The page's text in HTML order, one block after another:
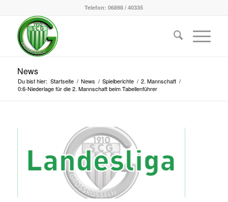
Telefon: 06898 / 40335
News
Du bist hier: Startseite / News / Spielberichte / 2. Mannschaft /
0:6-Niederlage für die 2. Mannschaft beim Tabellenführer